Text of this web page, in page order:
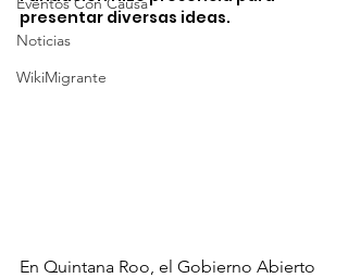
Noticias
WikiMigrante
presentar diversas ideas.
En Quintana Roo, el Gobierno Abierto